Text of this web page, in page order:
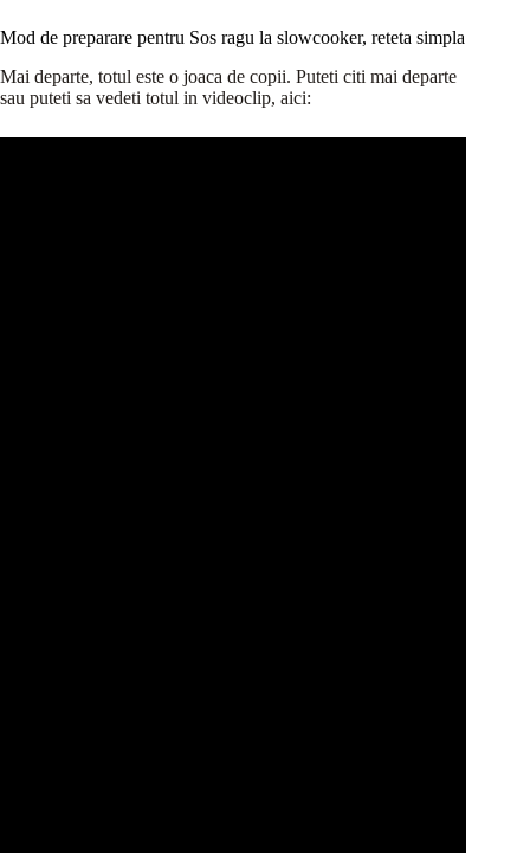
Mod de preparare pentru Sos ragu la slowcooker, reteta simpla
Mai departe, totul este o joaca de copii. Puteti citi mai departe
sau puteti sa vedeti totul in videoclip, aici: